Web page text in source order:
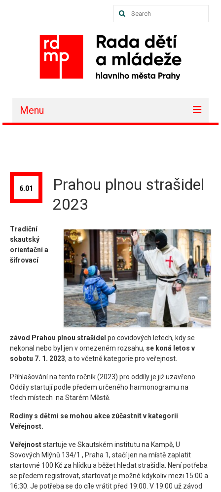
Search
Menu
Členské organizace
Vzdělávání
Kontakt
6.01
Prahou plnou strašidel
2023
Tradiční
skautský
orientační a
šifrovací
závod Prahou plnou strašidel po covidových letech, kdy se
nekonal nebo byl jen v omezeném rozsahu, se koná letos v
sobotu 7. 1. 2023, a to včetně kategorie pro veřejnost.
Přihlašování na tento ročník (2023) pro oddíly je již uzavřeno.
Oddíly startují podle předem určeného harmonogramu na
třech místech na Starém Městě.
Rodiny s dětmi se mohou akce zúčastnit v kategorii
Veřejnost.
Veřejnoststartuje ve Skautském institutu na Kampě, U
Sovových Mlýnů 134/1 , Praha 1, stačí jen na místě zaplatit
startovné 100 Kč za hlídku a běžet hledat strašidla. Není potřeba
se předem registrovat, startovat je možné kdykoliv mezi 15:00 a
16:30. Je potřeba se do cíle vrátit před 19:00. V 19:00 už závod